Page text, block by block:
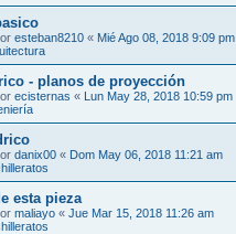
esteban8210 « Mié Ago 08, 2018 9:09 pm
- planos de proyección
ecisternas « Lun May 28, 2018 10:59 pm
danix00 « Dom May 06, 2018 11:21 am
esta pieza
maliayo « Jue Mar 15, 2018 11:26 am